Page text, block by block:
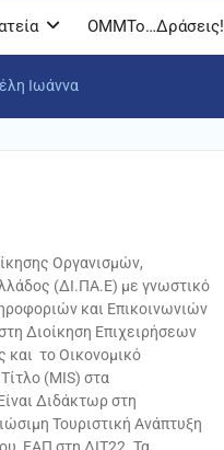
OMMTo…Δράσεις!
Ιωάννα
Οργανισμών,
(ΔΙ.ΠΑ.Ε) με γνωστικό
και Επικοινωνιών
Διοίκηση Επιχειρήσεων
και το Οικονομικό
(MIS) στα
Διδάκτωρ στη
Τουριστική Ανάπτυξη